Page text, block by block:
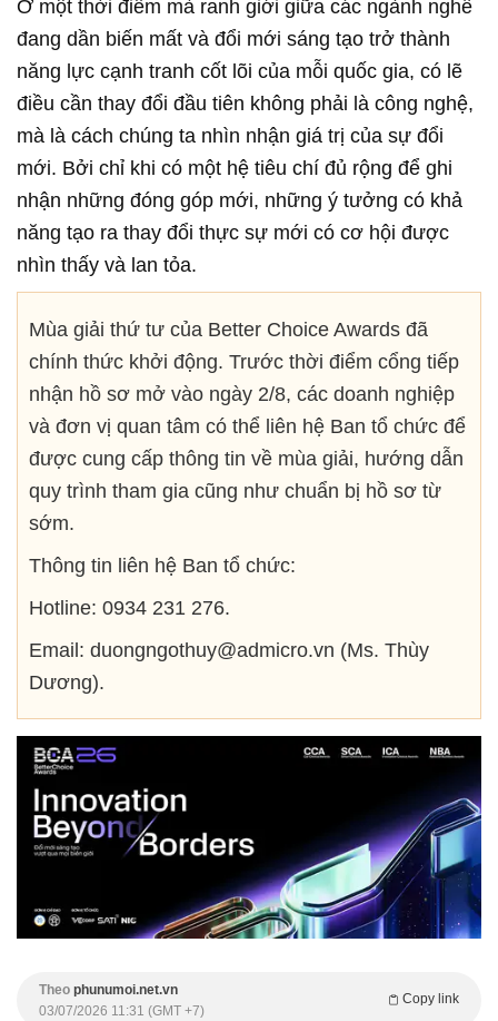
Ở một thời điểm mà ranh giới giữa các ngành nghề
đang dần biến mất và đổi mới sáng tạo trở thành
năng lực cạnh tranh cốt lõi của mỗi quốc gia, có lẽ
điều cần thay đổi đầu tiên không phải là công nghệ,
mà là cách chúng ta nhìn nhận giá trị của sự đổi
mới. Bởi chỉ khi có một hệ tiêu chí đủ rộng để ghi
nhận những đóng góp mới, những ý tưởng có khả
năng tạo ra thay đổi thực sự mới có cơ hội được
nhìn thấy và lan tỏa.
Mùa giải thứ tư của Better Choice Awards đã
chính thức khởi động. Trước thời điểm cổng tiếp
nhận hồ sơ mở vào ngày 2/8, các doanh nghiệp
và đơn vị quan tâm có thể liên hệ Ban tổ chức để
được cung cấp thông tin về mùa giải, hướng dẫn
quy trình tham gia cũng như chuẩn bị hồ sơ từ
sớm.
Thông tin liên hệ Ban tổ chức:
Hotline: 0934 231 276.
Email: duongngothuy@admicro.vn (Ms. Thùy
Dương).
Theo phunumoi.net.vn
Copy link
03/07/2026 11:31 (GMT +7)